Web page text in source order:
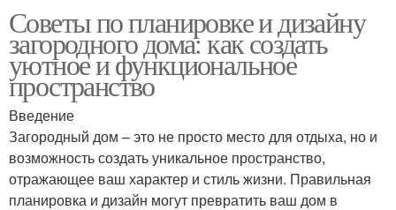
Советы по планировке и дизайну
загородного дома: как создать
уютное и функциональное
пространство
Введение
Загородный дом – это не просто место для отдыха, но и
возможность создать уникальное пространство,
отражающее ваш характер и стиль жизни. Правильная
планировка и дизайн могут превратить ваш дом в